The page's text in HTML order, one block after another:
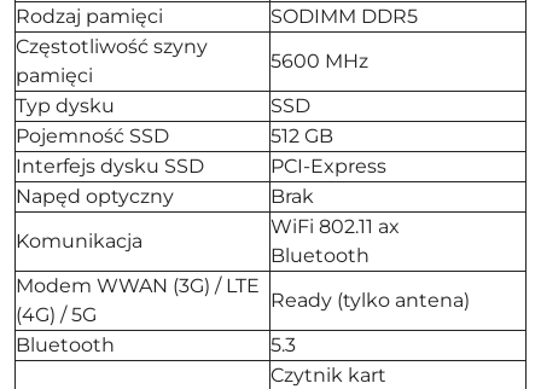
Rodzaj pamięci
SODIMM DDR5
Częstotliwość szyny
pamięci
5600 MHz
Typ dysku
SSD
Pojemność SSD
512 GB
Interfejs dysku SSD
PCI-Express
Napęd optyczny
Brak
Komunikacja
WiFi 802.11 ax
Bluetooth
Modem WWAN (3G) / LTE
(4G) / 5G
Ready (tylko antena)
Bluetooth
5.3
Czytnik kart